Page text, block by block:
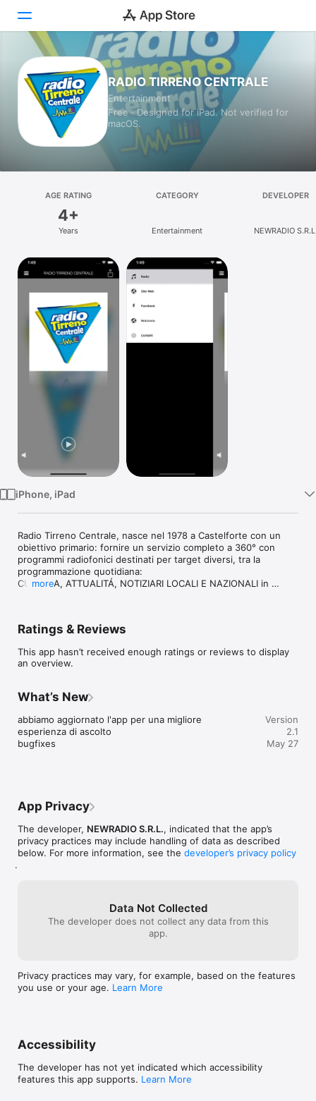
Today
Games
Apps
Platform
iPad
Mac
Watch
RADIO TIRRENO CENTRALE
Entertainment
Free · Designed for iPad. Not verified for
macOS.
AGE RATING
4+
Years
CATEGORY
Entertainment
DEVELOPER
NEWRADIO
iPhone, iPad
Radio Tirreno Centrale, nasce nel 1978 a Castelforte con un
obiettivo primario: fornire un servizio completo a 360° con
programmi radiofonici destinati per target diversi, tra la
programmazione quotidiana:
CULTURA, ATTUALITÁ, NOTIZIARI LOCALI E NAZIONALI in
diventa colonna sonora, commenta con passione e
Il palinsesto ricco e variegato soddisfa gli interessi di chi è in
ascolto e del pubblico anche il più esigente.
economia, lavoro, cultura, notizie musicali, dirette dai consigli
comunali, sport, salute, costume e società.
Da Radio Tirreno Centrale è nata Visualsonic Concerti, una
parte della società che offre  servizi per lo spettacolo ed
eventi con personale specializzato, palco, luci, dj e animatori,
sempre Presenti nelle principali manifestazioni organizzate da
video, gli speaker e presentatrici ormai noti e affermati nel
campo.
Se sei alla ricerca di di un’opportunità per mettere a frutto il
tuo talento, conoscere nuovi amici e fare nuove esperienze,
more
Ratings & Reviews
This app hasn’t received enough ratings or reviews to display
an overview.
What’s New
abbiamo aggiornato l'app per una migliore
esperienza di ascolto
bugfixes
Version
2.1
May 27
App Privacy
The developer, NEWRADIO S.R.L., indicated that the app’s
privacy practices may include handling of data as described
below. For more information, see the developer’s privacy policy
.
Data Not Collected
The developer does not collect any data from this
app.
Privacy practices may vary, for example, based on the features
you use or your age. Learn More
Accessibility
The developer has not yet indicated which accessibility
features this app supports. Learn More